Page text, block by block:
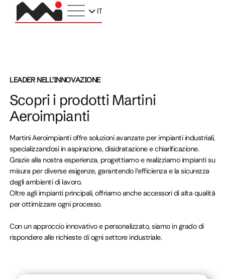
IT
LEADER NELL'INNOVAZIONE
Scopri i prodotti Martini
Aeroimpianti
Martini Aeroimpianti offre soluzioni avanzate per impianti industriali,
specializzandosi in aspirazione, disidratazione e chiarificazione.
Grazie alla nostra esperienza, progettiamo e realizziamo impianti su
misura per diverse esigenze, garantendo l’efficienza e la sicurezza
degli ambienti di lavoro.
Oltre agli impianti principali, offriamo anche accessori di alta qualità
per ottimizzare ogni processo.
Con un approccio innovativo e personalizzato, siamo in grado di
rispondere alle richieste di ogni settore industriale.